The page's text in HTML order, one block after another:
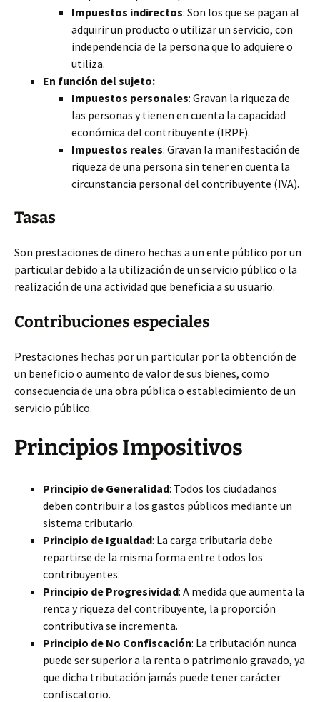
Impuestos indirectos: Son los que se pagan al
adquirir un producto o utilizar un servicio, con
independencia de la persona que lo adquiere o
utiliza.
En función del sujeto:
Impuestos personales: Gravan la riqueza de
las personas y tienen en cuenta la capacidad
económica del contribuyente (IRPF).
Impuestos reales: Gravan la manifestación de
riqueza de una persona sin tener en cuenta la
circunstancia personal del contribuyente (IVA).
Tasas
Son prestaciones de dinero hechas a un ente público por un
particular debido a la utilización de un servicio público o la
realización de una actividad que beneficia a su usuario.
Contribuciones especiales
Prestaciones hechas por un particular por la obtención de
un beneficio o aumento de valor de sus bienes, como
consecuencia de una obra pública o establecimiento de un
servicio público.
Principios Impositivos
Principio de Generalidad: Todos los ciudadanos
deben contribuir a los gastos públicos mediante un
sistema tributario.
Principio de Igualdad: La carga tributaria debe
repartirse de la misma forma entre todos los
contribuyentes.
Principio de Progresividad: A medida que aumenta la
renta y riqueza del contribuyente, la proporción
contributiva se incrementa.
Principio de No Confiscación: La tributación nunca
puede ser superior a la renta o patrimonio gravado, ya
que dicha tributación jamás puede tener carácter
confiscatorio.